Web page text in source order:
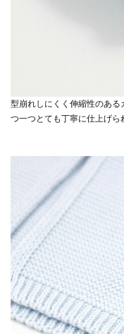
型崩れしにくく伸縮性のあ
つ一つとても丁寧に仕上げら